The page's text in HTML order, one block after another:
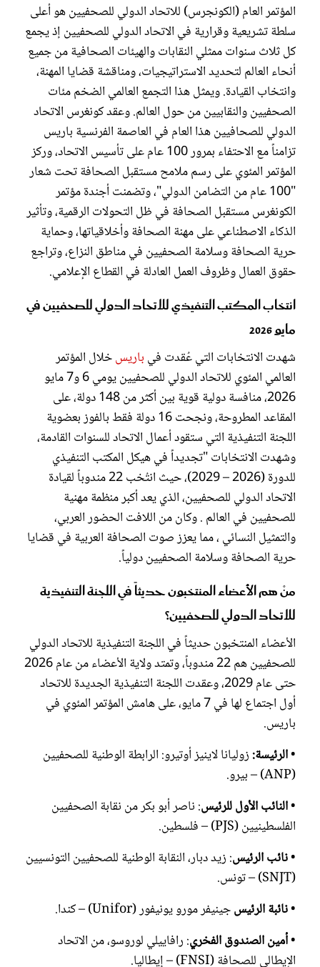
المؤتمر العام (الكونجرس) للاتحاد الدولي للصحفيين هو أعلى
سلطة تشريعية وقرارية في الاتحاد الدولي للصحفيين إذ يجمع
كل ثلاث سنوات ممثلي النقابات والهيئات الصحافية من جميع
أنحاء العالم لتحديد الاستراتيجيات، ومناقشة قضايا المهنة،
وانتخاب القيادة. ويمثل هذا التجمع العالمي الضخم مئات
الصحفيين والنقابيين من حول العالم. وعقد كونغرس الاتحاد
الدولي للصحافيين هذا العام في العاصمة الفرنسية باريس
تزامناً مع الاحتفاء بمرور 100 عام على تأسيس الاتحاد، وركز
المؤتمر المئوي على رسم ملامح مستقبل الصحافة تحت شعار
"100 عام من التضامن الدولي"، وتضمنت أجندة مؤتمر
الكونغرس مستقبل الصحافة في ظل التحولات الرقمية، وتأثير
الذكاء الاصطناعي على مهنة الصحافة وأخلاقياتها، وحماية
حرية الصحافة وسلامة الصحفيين في مناطق النزاع، وتراجع
حقوق العمال وظروف العمل العادلة في القطاع الإعلامي.
انتخاب المكتب التنفيذي للاتحاد الدولي للصحفيين في
مايو 2026
شهدت الانتخابات التي عُقدت في باريسخلال المؤتمر
العالمي المئوي للاتحاد الدولي للصحفيين يومي 6 و7 مايو
2026، منافسة دولية قوية بين أكثر من 148 دولة، على
المقاعد المطروحة، ونجحت 16 دولة فقط بالفوز بعضوية
اللجنة التنفيذية التي ستقود أعمال الاتحاد للسنوات القادمة،
وشهدت الانتخابات "تجديداً في هيكل المكتب التنفيذي
للدورة (2026 – 2029)، حيث انتُخب 22 مندوباً لقيادة
الاتحاد الدولي للصحفيين، الذي يعد أكبر منظمة مهنية
للصحفيين في العالم . وكان من اللافت الحضور العربي،
والتمثيل النسائي ، مما يعزز صوت الصحافة العربية في قضايا
حرية الصحافة وسلامة الصحفيين دولياً.
منْ هم الأعضاء المنتخبون حديثاً في اللجنة التنفيذية
للاتحاد الدولي للصحفيين؟
الأعضاء المنتخبون حديثاً في اللجنة التنفيذية للاتحاد الدولي
للصحفيين هم 22 مندوباً، وتمتد ولاية الأعضاء من عام 2026
حتى عام 2029، وعقدت اللجنة التنفيذية الجديدة للاتحاد
أول اجتماع لها في 7 مايو، على هامش المؤتمر المئوي في
باريس.
•الرئيسة:زوليانا لاينيز أوتيرو: الرابطة الوطنية للصحفيين
(ANP) – بيرو.
•النائب الأول للرئيس: ناصر أبو بكر من نقابة الصحفيين
الفلسطينيين (PJS) – فلسطين.
•نائب الرئيس: زيد دبار، النقابة الوطنية للصحفيين التونسيين
(SNJT) – تونس.
•نائبة الرئيسجينيفر مورو يونيفور (Unifor) – كندا.
•أمين الصندوق الفخري: رافاييلي لوروسو، من الاتحاد
الإيطالي للصحافة (FNSI) – إيطاليا.